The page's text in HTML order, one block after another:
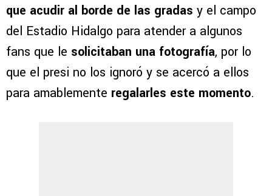
que acudir al borde de las gradas y el campo
del Estadio Hidalgo para atender a algunos
fans que le solicitaban una fotografía, por lo
que el presi no los ignoró y se acercó a ellos
para amablemente regalarles este momento.